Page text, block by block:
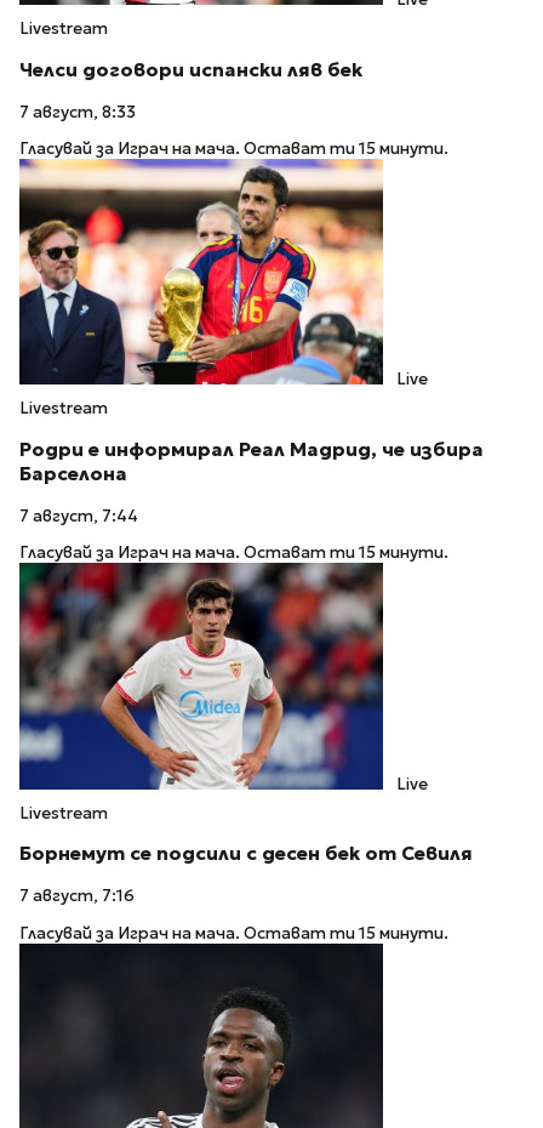
Livestream
Челси договори испански ляв бек
7 август, 8:33
Гласувай за Играч на мача. Остават ти 15 минути.
Live
Livestream
Родри е информирал Реал Мадрид, че избира
Барселона
7 август, 7:44
Гласувай за Играч на мача. Остават ти 15 минути.
Live
Livestream
Борнемут се подсили с десен бек от Севиля
7 август, 7:16
Гласувай за Играч на мача. Остават ти 15 минути.